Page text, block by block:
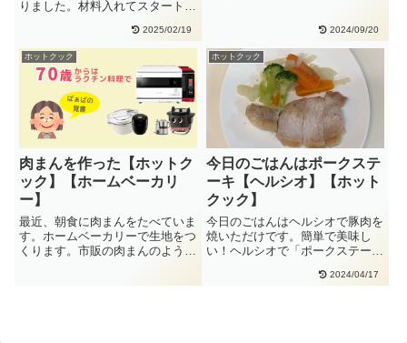
りました。材料入れてスタートを
2025/02/19 2024/09/20
ホットクック
肉まんを作った【ホットク
ック】【ホームベーカリ
ー】
最近、朝食に肉まんをたべていま
す。ホームベーカリーで生地をつ
くります。市販の肉まんのように
ホットクック
今日のごはんはポークステ
ーキ【ヘルシオ】【ホット
クック】
今日のごはんはヘルシオで豚肉を
焼いただけです。簡単で美味し
い！ヘルシオで「ポークステー
2024/04/17